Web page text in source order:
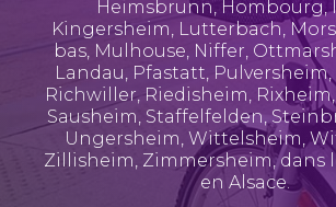
Heimsbrunn, Hombourg,
Kingersheim, Lutterbach,
bas, Mulhouse, Niffer,
Landau, Pfastatt, Pulversheim,
Richwiller, Riedisheim, Rixheim
Sausheim, Staffelfelden,
Ungersheim, Wittelsheim,
Zillisheim, Zimmersheim, dans
en Alsace.